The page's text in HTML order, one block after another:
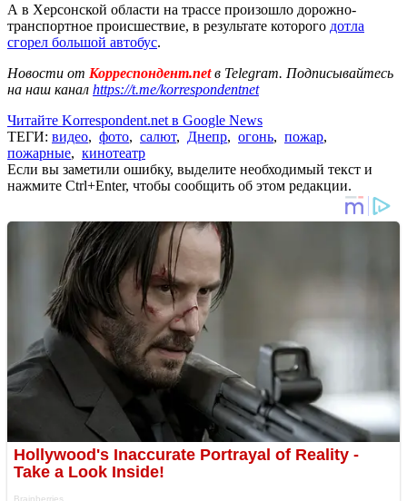
А в Херсонской области на трассе произошло дорожно-
транспортное происшествие, в результате которого дотла
сгорел большой автобус.
Новости от Корреспондент.netв Telegram. Подписывайтесь
на наш канал https://t.me/korrespondentnet
Читайте Korrespondent.net в Google News
ТЕГИ: видео, фото, салют, Днепр, огонь, пожар,
пожарные, кинотеатр
Если вы заметили ошибку, выделите необходимый текст и
нажмите Ctrl+Enter, чтобы сообщить об этом редакции.